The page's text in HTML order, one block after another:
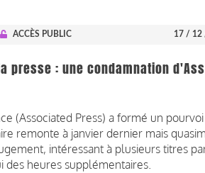
ACCÈS PUBLIC 17 / 12
presse : une condamnation
(Associated Press) a formé un
remonte à janvier dernier mais
intéressant à plusieurs titres
des heures supplémentaires.